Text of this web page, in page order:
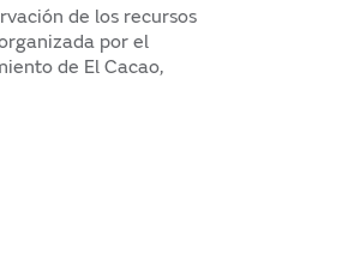
de los recursos
por el
de El Cacao,